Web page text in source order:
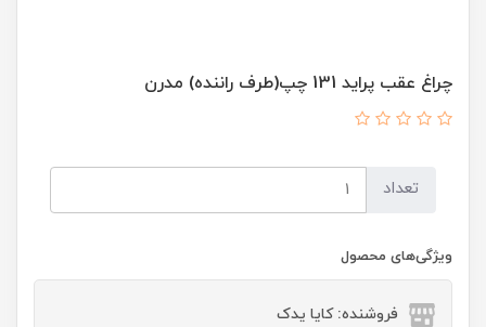
چراغ عقب پراید 131 چپ(طرف راننده) مدرن
تعداد
ویژگی‌های محصول
فروشنده: کایا یدک